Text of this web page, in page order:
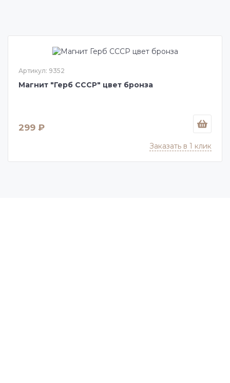
Артикул: 9352
Магнит "Герб СССР" цвет бронза
299 ₽
Заказать в 1 клик